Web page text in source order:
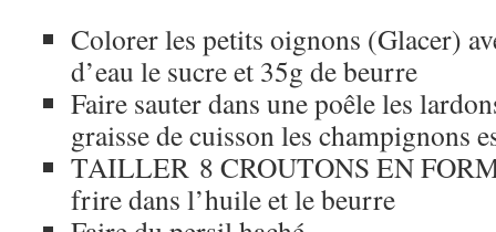
Colorer les petits oignons (Glacer)
d’eau le sucre et 35g de beurre
Faire sauter dans une poêle les
graisse de cuisson les champignons
TAILLER 8 CROUTONS EN
frire dans l’huile et le beurre